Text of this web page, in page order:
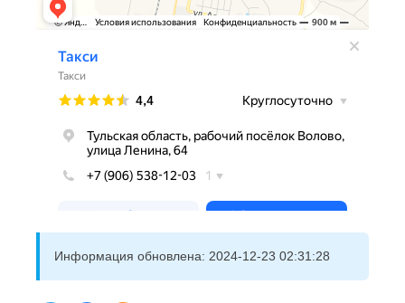
Информация обновлена: 2024-12-23 02:31:28